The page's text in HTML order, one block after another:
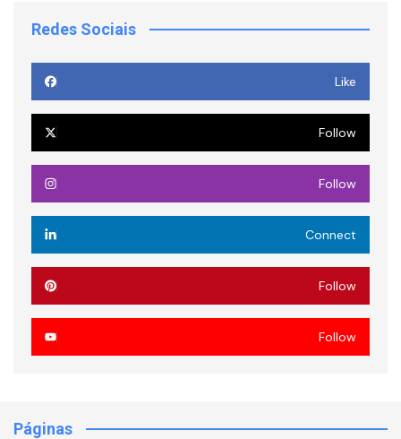
Redes Sociais
Like
Follow
Follow
Connect
Follow
Follow
Páginas